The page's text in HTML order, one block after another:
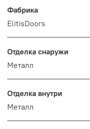
Фабрика
ElitisDoors
Отделка снаружи
Металл
Отделка внутри
Металл